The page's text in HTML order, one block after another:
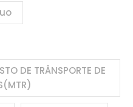
DE TRÂNSPORTE DE